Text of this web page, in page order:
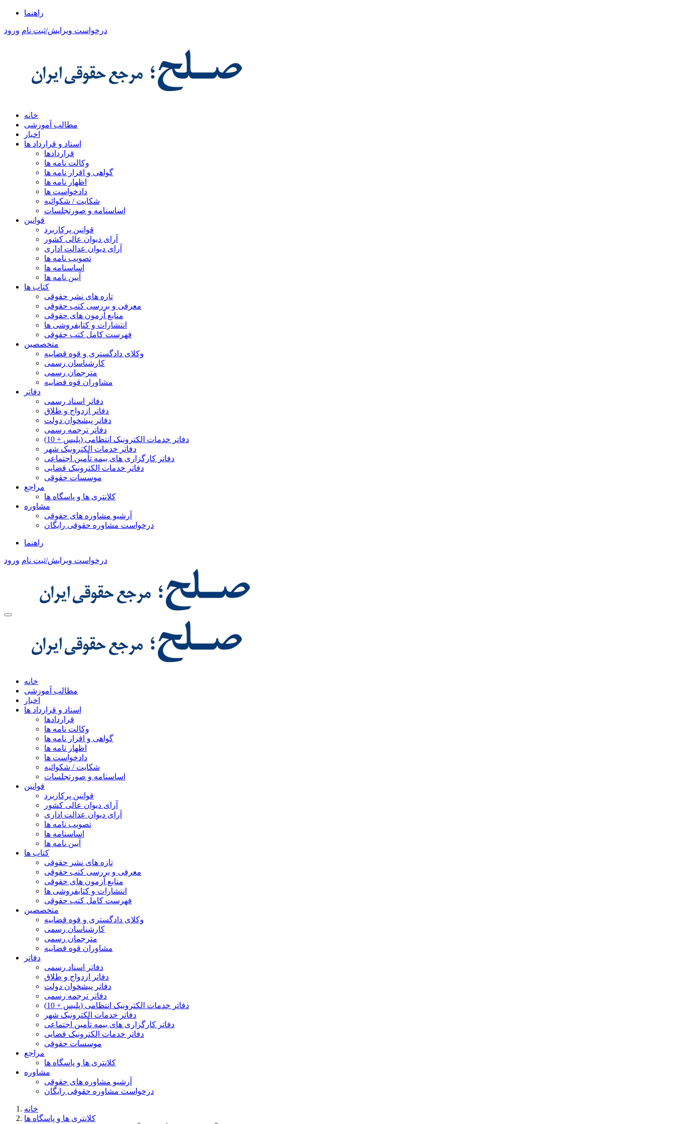
راهنما
درخواست ویرایش/ثبت نام ورود
خانه
مطالب آموزشی
اخبار
اسناد و قرارداد ها
قراردادها
وکالت نامه ها
گواهی و اقرار نامه ها
اظهار نامه ها
دادخواست ها
شکایت / شکوائیه
اساسنامه و صورتجلسات
قوانین
قوانین پرکاربرد
آرای دیوان عالی کشور
آرای دیوان عدالت اداری
تصویب نامه ها
اساسنامه ها
آیین نامه ها
کتاب ها
تازه های نشر حقوقی
معرفی و بررسی کتب حقوقی
منابع آزمون های حقوقی
انتشارات و کتابفروشی ها
فهرست کامل کتب حقوقی
متخصصین
وکلای دادگستری و قوه قضاییه
کارشناسان رسمی
مترجمان رسمی
مشاوران قوه قضاییه
دفاتر
دفاتر اسناد رسمی
دفاتر ازدواج و طلاق
دفاتر پیشخوان دولت
دفاتر ترجمه رسمی
دفاتر خدمات الکترونیک انتظامی (پلیس + 10)
دفاتر خدمات الکترونیک شهر
دفاتر کارگزاری های بیمه تأمین اجتماعی
دفاتر خدمات الکترونیک قضایی
موسسات حقوقی
مراجع
کلانتری ها و پاسگاه ها
مشاوره
آرشیو مشاوره های حقوقی
درخواست مشاوره حقوقی رایگان
راهنما
درخواست ویرایش/ثبت نام ورود
خانه
مطالب آموزشی
اخبار
اسناد و قرارداد ها
قراردادها
وکالت نامه ها
گواهی و اقرار نامه ها
اظهار نامه ها
دادخواست ها
شکایت / شکوائیه
اساسنامه و صورتجلسات
قوانین
قوانین پرکاربرد
آرای دیوان عالی کشور
آرای دیوان عدالت اداری
تصویب نامه ها
اساسنامه ها
آیین نامه ها
کتاب ها
تازه های نشر حقوقی
معرفی و بررسی کتب حقوقی
منابع آزمون های حقوقی
انتشارات و کتابفروشی ها
فهرست کامل کتب حقوقی
متخصصین
وکلای دادگستری و قوه قضاییه
کارشناسان رسمی
مترجمان رسمی
مشاوران قوه قضاییه
دفاتر
دفاتر اسناد رسمی
دفاتر ازدواج و طلاق
دفاتر پیشخوان دولت
دفاتر ترجمه رسمی
دفاتر خدمات الکترونیک انتظامی (پلیس + 10)
دفاتر خدمات الکترونیک شهر
دفاتر کارگزاری های بیمه تأمین اجتماعی
دفاتر خدمات الکترونیک قضایی
موسسات حقوقی
مراجع
کلانتری ها و پاسگاه ها
مشاوره
آرشیو مشاوره های حقوقی
درخواست مشاوره حقوقی رایگان
خانه
کلانتری ها و پاسگاه ها